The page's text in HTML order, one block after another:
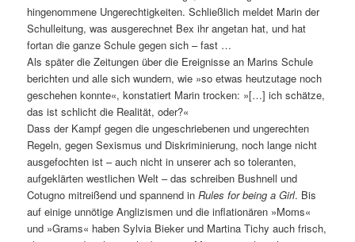
hingenommene Ungerechtigkeiten. Schließlich meldet Marin der
Schulleitung, was ausgerechnet Bex ihr angetan hat, und hat
fortan die ganze Schule gegen sich – fast …
Als später die Zeitungen über die Ereignisse an Marins Schule
berichten und alle sich wundern, wie »so etwas heutzutage noch
geschehen konnte«, konstatiert Marin trocken: »[…] ich schätze,
das ist schlicht die Realität, oder?«
Dass der Kampf gegen die ungeschriebenen und ungerechten
Regeln, gegen Sexismus und Diskriminierung, noch lange nicht
ausgefochten ist – auch nicht in unserer ach so toleranten,
aufgeklärten westlichen Welt – das schreiben Bushnell und
Cotugno mitreißend und spannend inRules for being a Girl. Bis
auf einige unnötige Anglizismen und die inflationären »Moms«
und »Grams« haben Sylvia Bieker und Martina Tichy auch frisch,